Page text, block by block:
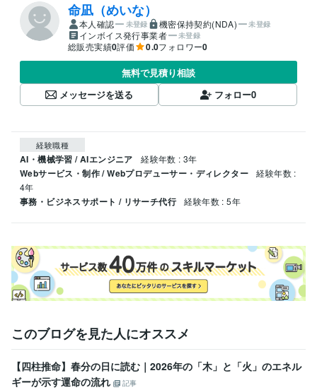
命凪（めいな）
本人確認 未登録 機密保持契約(NDA) 未登録
インボイス発行事業者 未登録
総販売実績0評価 0.0フォロワー0
無料で見積り相談
メッセージを送る
フォロー0
経験職種
AI・機械学習 / AIエンジニア 経験年数 : 3年
Webサービス・制作 / Webプロデューサー・ディレクター
経験年数 :
4年
事務・ビジネスサポート / リサーチ代行 経験年数 : 5年
このブログを見た人にオススメ
【四柱推命】春分の日に読む｜2026年の「木」と「火」のエネル
ギーが示す運命の流れ
記事